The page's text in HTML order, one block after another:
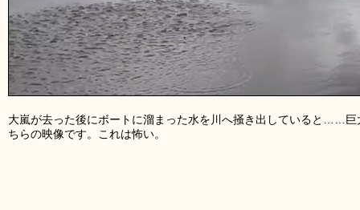
大嵐が去った後にボートに溜まった水を川へ掻き出していると……
ちらの映像です。これは怖い。